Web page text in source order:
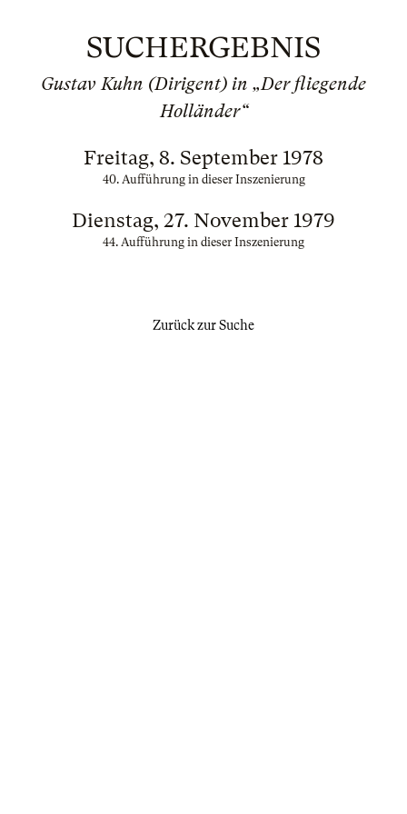
SUCHERGEBNIS
Gustav Kuhn (Dirigent) in „Der fliegende
Holländer“
Freitag, 8. September 1978
40. Aufführung in dieser Inszenierung
Dienstag, 27. November 1979
44. Aufführung in dieser Inszenierung
Zurück zur Suche